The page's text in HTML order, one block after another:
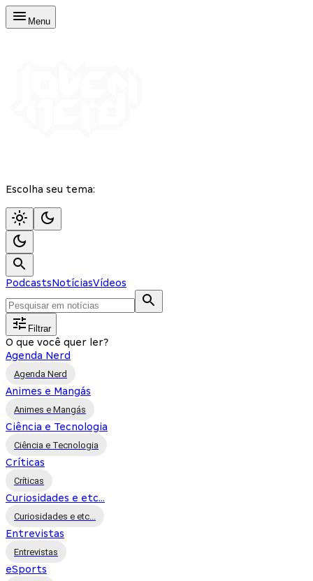
Menu
Escolha seu tema:
PodcastsNotíciasVídeos
Filtrar
O que você quer ler?
Agenda Nerd
Agenda Nerd
Animes e Mangás
Animes e Mangás
Ciência e Tecnologia
Ciência e Tecnologia
Críticas
Críticas
Curiosidades e etc...
Curiosidades e etc...
Entrevistas
Entrevistas
eSports